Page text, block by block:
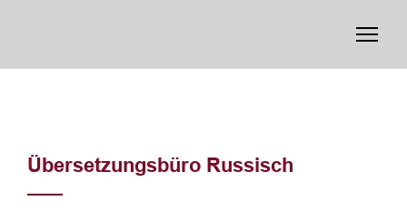
Übersetzungsbüro Russisch